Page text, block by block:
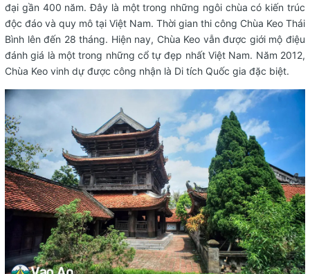
đại gần 400 năm. Đây là một trong những ngôi chùa có kiến trúc
độc đáo và quy mô tại Việt Nam. Thời gian thi công Chùa Keo Thái
Bình lên đến 28 tháng. Hiện nay, Chùa Keo vẫn được giới mộ điệu
đánh giá là một trong những cổ tự đẹp nhất Việt Nam. Năm 2012,
Chùa Keo vinh dự được công nhận là Di tích Quốc gia đặc biệt.